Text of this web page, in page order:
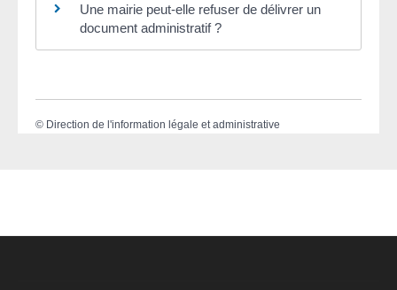
Une mairie peut-elle refuser de délivrer un
document administratif ?
© Direction de l'information légale et administrative